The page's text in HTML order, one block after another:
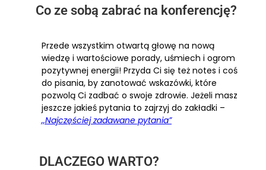
Co ze sobą zabrać na konferencję?
Przede wszystkim otwartą głowę na nową
wiedzę i wartościowe porady, uśmiech i ogrom
pozytywnej energii! Przyda Ci się też notes i coś
do pisania, by zanotować wskazówki, które
pozwolą Ci zadbać o swoje zdrowie. Jeżeli masz
jeszcze jakieś pytania to zajrzyj do zakładki –
,,Najczęściej zadawane pytania”
DLACZEGO WARTO?